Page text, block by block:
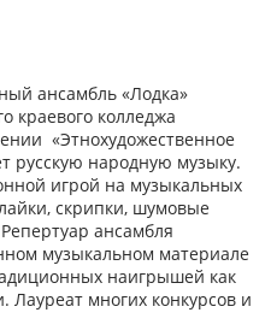
ансамбль «Лодка»
краевого колледжа
«Этнохудожественное
русскую народную музыку.
игрой на музыкальных
скрипки, шумовые
ансамбля
музыкальном материале
наигрышей как
Лауреат многих конкурсов и